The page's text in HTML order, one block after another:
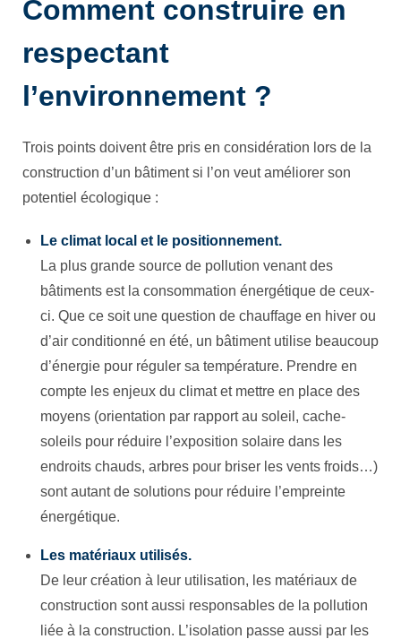
Comment construire en
respectant
l’environnement ?
Trois points doivent être pris en considération lors de la
construction d’un bâtiment si l’on veut améliorer son
potentiel écologique :
Le climat local et le positionnement.
La plus grande source de pollution venant des
bâtiments est la consommation énergétique de ceux-
ci. Que ce soit une question de chauffage en hiver ou
d’air conditionné en été, un bâtiment utilise beaucoup
d’énergie pour réguler sa température. Prendre en
compte les enjeux du climat et mettre en place des
moyens (orientation par rapport au soleil, cache-
soleils pour réduire l’exposition solaire dans les
endroits chauds, arbres pour briser les vents froids…)
sont autant de solutions pour réduire l’empreinte
énergétique.
Les matériaux utilisés.
De leur création à leur utilisation, les matériaux de
construction sont aussi responsables de la pollution
liée à la construction. L’isolation passe aussi par les